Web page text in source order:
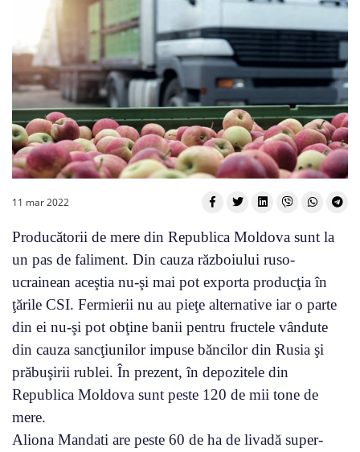
11 mar 2022
Producătorii de mere din Republica Moldova sunt la
un pas de faliment. Din cauza războiului ruso-
ucrainean aceştia nu-şi mai pot exporta producţia în
ţările CSI. Fermierii nu au pieţe alternative iar o parte
din ei nu-şi pot obţine banii pentru fructele vândute
din cauza sancţiunilor impuse băncilor din Rusia şi
prăbuşirii rublei. În prezent, în depozitele din
Republica Moldova sunt peste 120 de mii tone de
mere.
Aliona Mandati are peste 60 de ha de livadă super-